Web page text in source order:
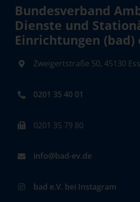
Bundesverband
Dienste und
Einrichtungen (bad)
Zweigertstraße 50, 45130
0201 35 40 01
0201 35 79 80
info@bad-ev.de
bad e.V. bei Instagram